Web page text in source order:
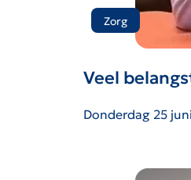
Zorg
Veel
Donderdag 25